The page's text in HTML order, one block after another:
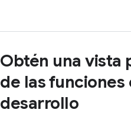
Obtén una vista
de las funciones
desarrollo